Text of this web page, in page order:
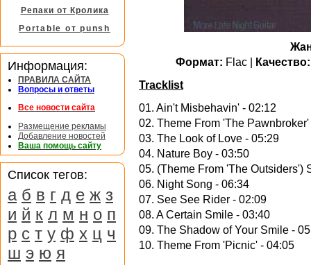
Формат: Flac | Качество:
Tracklist
01. Ain't Misbehavin' - 02:12
02. Theme From 'The Pawnbroker'
03. The Look of Love - 05:29
04. Nature Boy - 03:50
05. (Theme From 'The Outsiders')
06. Night Song - 06:34
07. See See Rider - 02:09
08. A Certain Smile - 03:40
09. The Shadow of Your Smile -
10. Theme From 'Picnic' - 04:05
Репаки от Кролика
Portable от punsh
Информация:
ПРАВИЛА САЙТА
Вопросы и ответы
Все новости сайта
Размещение рекламы
Добавление новостей
Ваша помощь сайту
Список тегов:
а б в г д е ж з
и й к л м н о п
р с т у ф х ц ч
ш э ю я